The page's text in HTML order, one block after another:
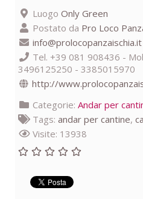
Luogo Only Green
Postato da Pro Loco
info@prolocopanzaischia.it
Tel. +39 081 908436 -
3496125250 - 3385015970
http://
Categorie: Andar per
Tags: andar per cantine,
Visite: 13938